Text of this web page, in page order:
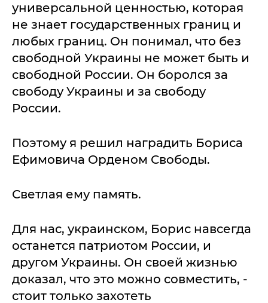
универсальной ценностью, которая
не знает государственных границ и
любых границ. Он понимал, что без
свободной Украины не может быть и
свободной России. Он боролся за
свободу Украины и за свободу
России.
Поэтому я решил наградить Бориса
Ефимовича Орденом Свободы.
Светлая ему память.
Для нас, украинском, Борис навсегда
останется патриотом России, и
другом Украины. Он своей жизнью
доказал, что это можно совместить, -
стоит только захотеть